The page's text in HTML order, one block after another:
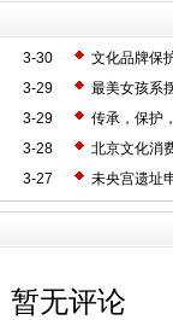
3-30
文化品牌保
3-29
最美女孩系
3-29
传承，保护
3-28
北京文化消
3-27
未央宫遗址
暂无评论